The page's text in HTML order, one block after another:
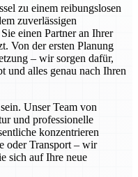
zu einem reibungslosen
zuverlässigen
einen Partner an Ihrer
Von der ersten Planung
– wir sorgen dafür,
und alles genau nach Ihren
Unser Team von
und professionelle
konzentrieren
oder Transport – wir
sich auf Ihre neue